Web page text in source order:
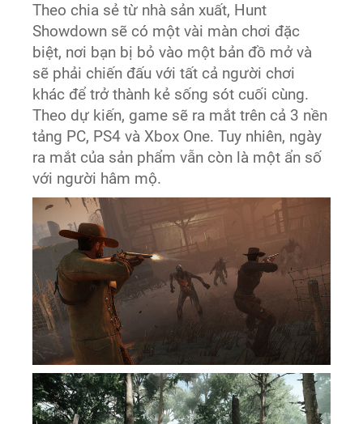
Theo chia sẻ từ nhà sản xuất, Hunt
Showdown sẽ có một vài màn chơi đặc
biệt, nơi bạn bị bỏ vào một bản đồ mở và
sẽ phải chiến đấu với tất cả người chơi
khác để trở thành kẻ sống sót cuối cùng.
Theo dự kiến, game sẽ ra mắt trên cả 3 nền
tảng PC, PS4 và Xbox One. Tuy nhiên, ngày
ra mắt của sản phẩm vẫn còn là một ẩn số
với người hâm mộ.